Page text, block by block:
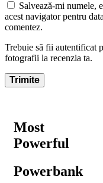
Salvează-mi numele,
acest navigator pentru
comentez.
Trebuie să fii autentificat
fotografii la recenzia ta.
Most
Powerful
Powerbank